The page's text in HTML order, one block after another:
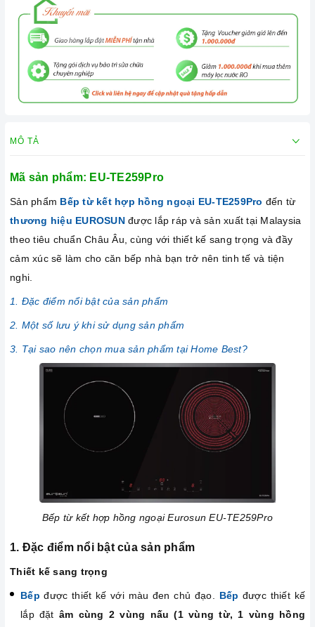
MÔ TẢ
Mã sản phẩm: EU-TE259Pro
Sản phẩm Bếp từ kết hợp hồng ngoại EU-TE259Pro đến từ
thương hiệu EUROSUNđược lắp ráp và sản xuất tại Malaysia
theo tiêu chuẩn Châu Âu, cùng với thiết kế sang trọng và đầy
cảm xúc sẽ làm cho căn bếp nhà bạn trở nên tinh tế và tiện
nghi.
1. Đặc điểm nổi bật của sản phẩm
2. Một số lưu ý khi sử dụng sản phẩm
3. Tại sao nên chọn mua sản phẩm tại Home Best?
Bếp từ kết hợp hồng ngoại Eurosun EU-TE259Pro
1. Đặc điểm nổi bật của sản phẩm
Thiết kế sang trọng
Bếp được thiết kế với màu đen chủ đạo. Bếp được thiết kế
lắp đặt âm cùng 2 vùng nấu (1 vùng từ, 1 vùng hồng